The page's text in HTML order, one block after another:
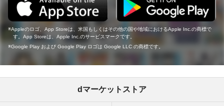
Appleのロゴ、App Storeは、米国もしくはその他の国や地域におけるApple Inc.の商標で
す。App Storeは、Apple Inc.のサービスマークです。
Google Play および Google Play ロゴは Google LLC の商標です。
dマーケットストア